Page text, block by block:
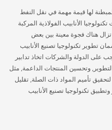
لها قيمة مهمة في نقل النفط
الأنابيب الفولاذية المركبة
تزال هناك فجوة معينة بين بعض
تطوير تكنولوجيا تصنيع الأنابيب
على الدولة والشركات اتخاذ تدابير
وتحسين المنتجات الداعمة, مثل
تأميم المواد ذات الصلة, تقليل
تكنولوجيا تصنيع الأنابيب